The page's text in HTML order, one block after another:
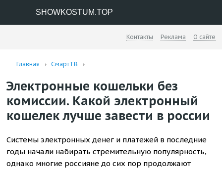
SHOWKOSTUM.TOP
Контакты Реклама О сайте
Главная СмартТВ
Электронные кошельки без
комиссии. Какой электронный
кошелек лучше завести в россии
Системы электронных денег и платежей в последние
годы начали набирать стремительную популярность,
однако многие россияне до сих пор продолжают